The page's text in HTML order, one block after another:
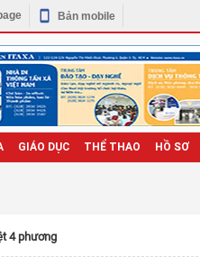
Bản mobile
GIÁO DỤC THỂ THAO HỒ SƠ
4 phương